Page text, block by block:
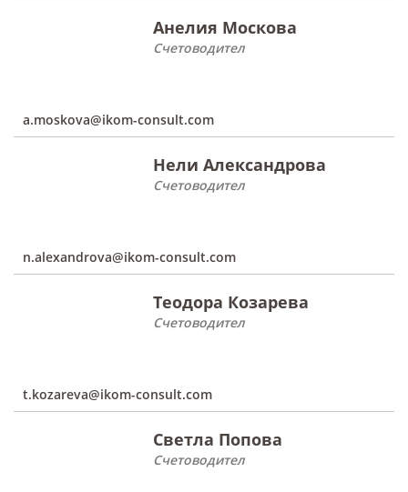
Анелия Москова
Счетоводител
a.moskova@ikom-consult.com
Нели Александрова
Счетоводител
n.alexandrova@ikom-consult.com
Теодора Козарева
Счетоводител
t.kozareva@ikom-consult.com
Светла Попова
Счетоводител